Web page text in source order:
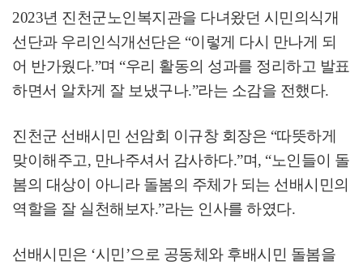
2023년 진천군노인복지관을 다녀왔던 시민의식개
선단과 우리인식개선단은 “이렇게 다시 만나게 되
어 반가웠다.”며 “우리 활동의 성과를 정리하고 발표
하면서 알차게 잘 보냈구나.”라는 소감을 전했다.
진천군 선배시민 선암회 이규창 회장은 “따뜻하게
맞이해주고, 만나주셔서 감사하다.”며, “노인들이 돌
봄의 대상이 아니라 돌봄의 주체가 되는 선배시민의
역할을 잘 실천해보자.”라는 인사를 하였다.
선배시민은 ‘시민’으로 공동체와 후배시민 돌봄을